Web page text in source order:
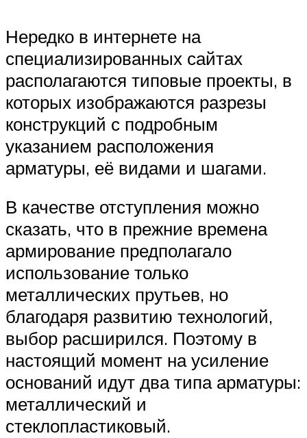
Нередко в интернете на
специализированных сайтах
располагаются типовые проекты, в
которых изображаются разрезы
конструкций с подробным
указанием расположения
арматуры, её видами и шагами.
В качестве отступления можно
сказать, что в прежние времена
армирование предполагало
использование только
металлических прутьев, но
благодаря развитию технологий,
выбор расширился. Поэтому в
настоящий момент на усиление
оснований идут два типа арматуры:
металлический и
стеклопластиковый.